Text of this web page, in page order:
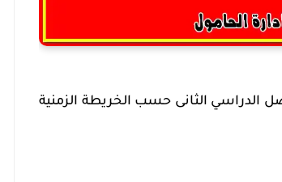
الدراسي الثانى حسب الخريطة الزمنية